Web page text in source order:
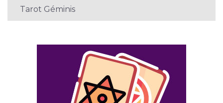
Tarot Géminis